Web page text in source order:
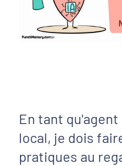
En tant
local, je dois
pratiques au